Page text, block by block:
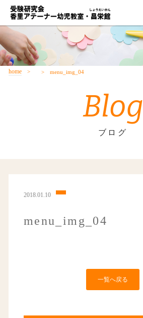
home menu_img_04
Blog
ブログ
2018.01.10
menu_img_04
一覧へ戻る